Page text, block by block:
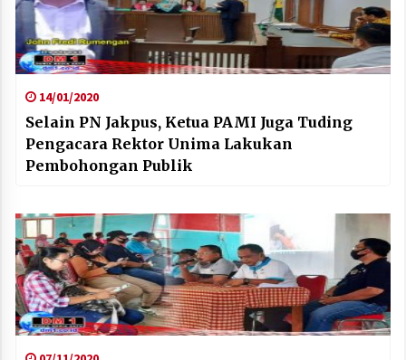
14/01/2020
Selain PN Jakpus, Ketua PAMI Juga Tuding
Pengacara Rektor Unima Lakukan
Pembohongan Publik